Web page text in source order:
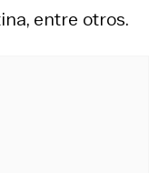
entre otros.